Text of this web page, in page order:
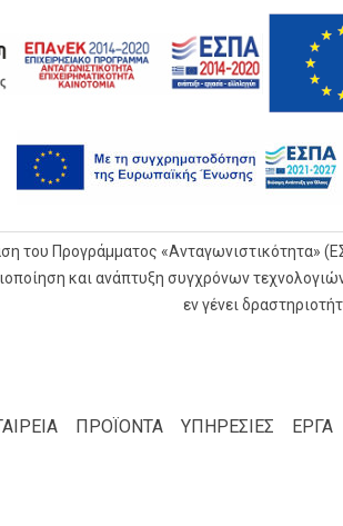
του Προγράμματος
και ανάπτυξη συγχρόνων
εν γένει
ΠΡΟΪΟΝΤΑ ΥΠΗΡΕΣΙΕΣ ΕΡΓΑ